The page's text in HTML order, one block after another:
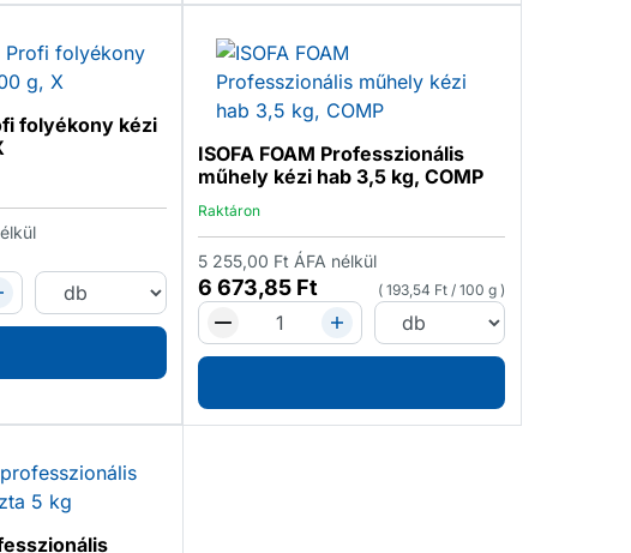
folyékony kézi
ISOFA FOAM Professzionális
műhely kézi hab 3,5 kg, COMP
Raktáron
6 673,85 Ft
5 255,00 Ft ÁFA nélkül
193,54 Ft /100 g